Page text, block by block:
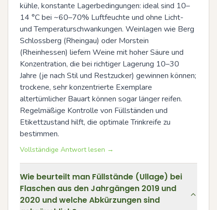
kühle, konstante Lagerbedingungen: ideal sind 10–
14 °C bei ~60–70% Luftfeuchte und ohne Licht-
und Temperaturschwankungen. Weinlagen wie Berg
Schlossberg (Rheingau) oder Morstein
(Rheinhessen) liefern Weine mit hoher Säure und
Konzentration, die bei richtiger Lagerung 10–30
Jahre (je nach Stil und Restzucker) gewinnen können;
trockene, sehr konzentrierte Exemplare
altertümlicher Bauart können sogar länger reifen.
Regelmäßige Kontrolle von Füllständen und
Etikettzustand hilft, die optimale Trinkreife zu
bestimmen.
Vollständige Antwort lesen →
Wie beurteilt man Füllstände (Ullage) bei
Flaschen aus den Jahrgängen 2019 und
2020 und welche Abkürzungen sind